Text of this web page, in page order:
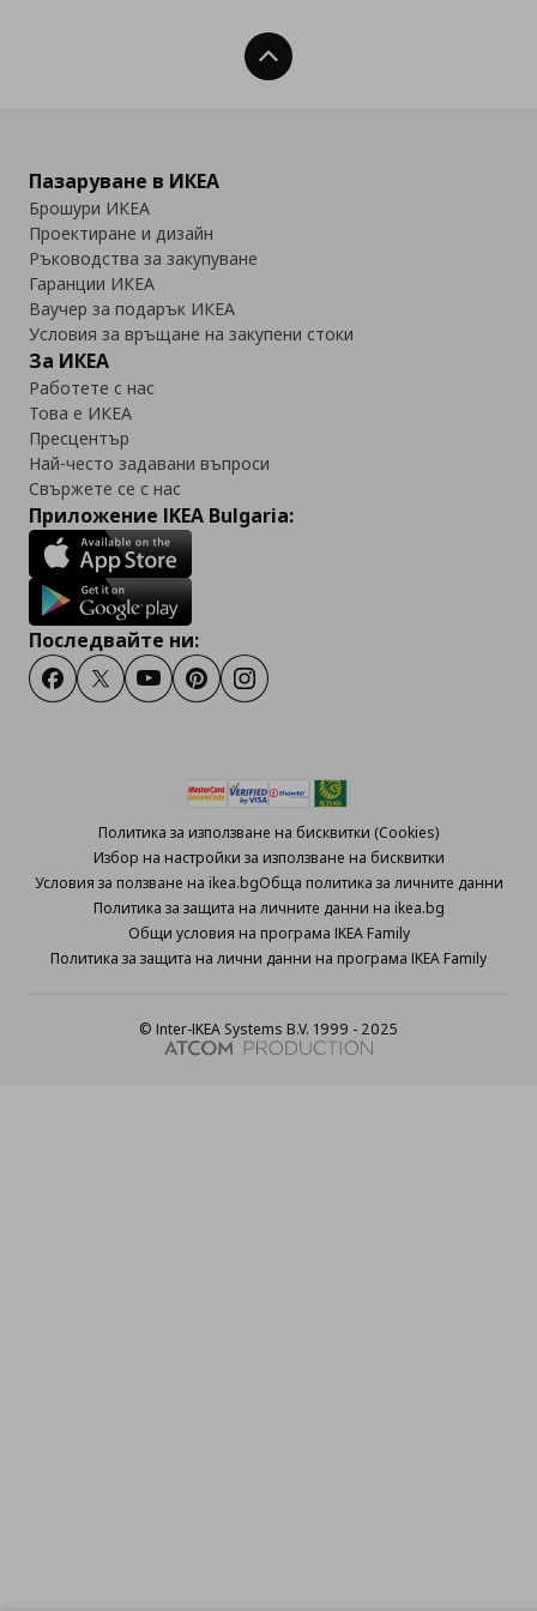
Нагоре
Пазаруване в ИКЕА
Брошури ИКЕА
Проектиране и дизайн
Ръководства за закупуване
Гаранции ИКЕА
Ваучер за подарък ИКЕА
Условия за връщане на закупени стоки
За ИКЕА
Работете с нас
Това е ИКЕА
Пресцентър
Най-често задавани въпроси
Свържете се с нас
Приложение IKEA Bulgaria:
Последвайте ни:
FacebookTwitterYoutubePinterestInstagram
Политика за използване на бисквитки (Cookies)
Избор на настройки за използване на бисквитки
Условия за ползване на ikea.bgОбща политика за личните данни
Политика за защита на личните данни на ikea.bg
Общи условия на програма IKEA Family
Политика за защита на лични данни на програма IKEA Family
© Inter-IKEA Systems B.V. 1999 - 2025